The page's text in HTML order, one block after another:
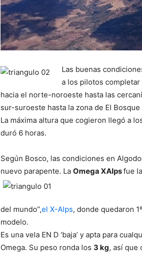
Las buenas
a los pilotos
hacia el norte-noroeste hasta las
sur-suroeste hasta la zona de El
La máxima altura que cogieron llegó a
duró 6 horas.
Según Bosco, las condiciones en
nuevo parapente. La Omega XAlpsfue
del mundo”,el X-Alps, donde quedaron
modelo.
Es una vela EN D ‘baja’ y apta para
Omega. Su peso ronda los 3 kg, así que